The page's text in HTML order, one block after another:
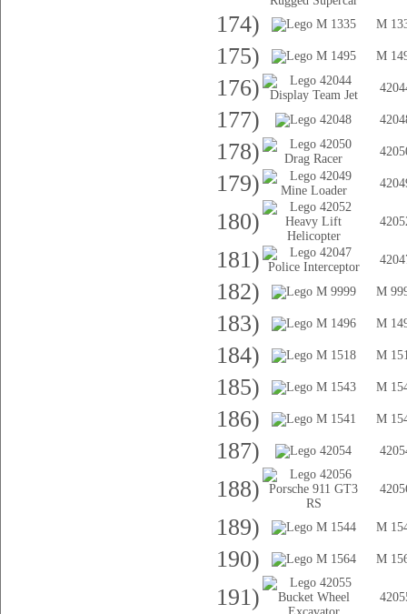
174) M
175) M
176)
177)
178)
179)
180)
181)
182) M
183) M
184) M
185) M
186) M
187)
188)
189) M
190) M
191)